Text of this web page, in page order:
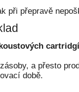
při přepravě
a přesto
době.